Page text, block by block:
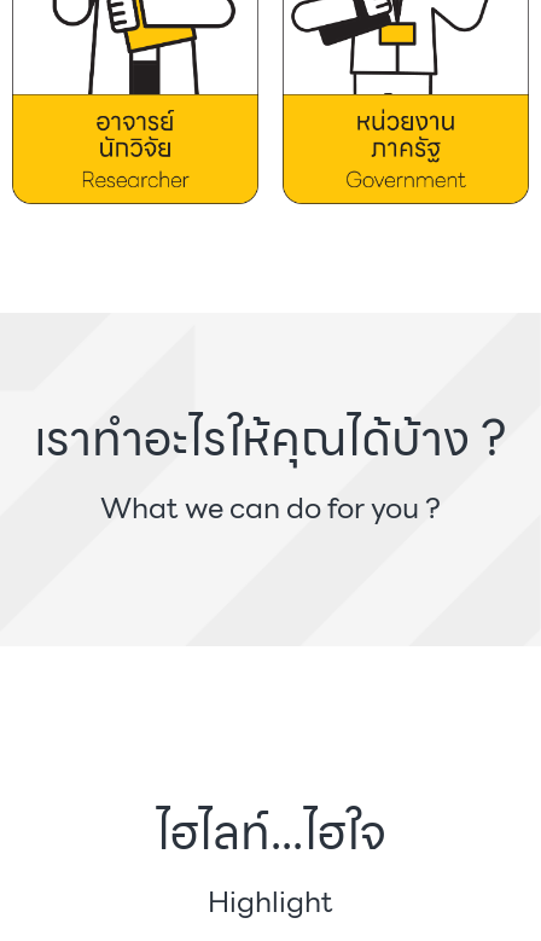
เราทำอะไรให้คุณได้บ้าง ?
What we can do for you ?
ไฮไลท์...ไฮใจ
Highlight